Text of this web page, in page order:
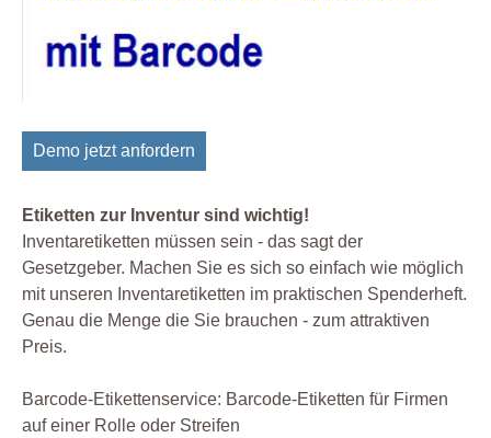
Demo jetzt anfordern
Etiketten zur Inventur sind wichtig!
Inventaretiketten müssen sein - das sagt der
Gesetzgeber. Machen Sie es sich so einfach wie möglich
mit unseren Inventaretiketten im praktischen Spenderheft.
Genau die Menge die Sie brauchen - zum attraktiven
Preis.
Barcode-Etikettenservice: Barcode-Etiketten für Firmen
auf einer Rolle oder Streifen